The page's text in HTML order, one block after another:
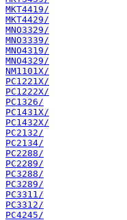
MKT4419/
MKT4429/
MNO3329/
MNO3339/
MNO4319/
MNO4329/
NM1101X/
PC1221X/
PC1222X/
PC1326/
PC1431X/
PC1432X/
PC2132/
PC2134/
PC2288/
PC2289/
PC3288/
PC3289/
PC3311/
PC3312/
PC4245/